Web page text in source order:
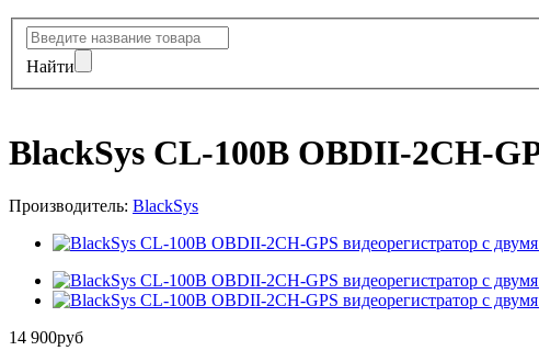
Найти
BlackSys CL-100B OBDII-2CH-
Производитель: BlackSys
14 900руб